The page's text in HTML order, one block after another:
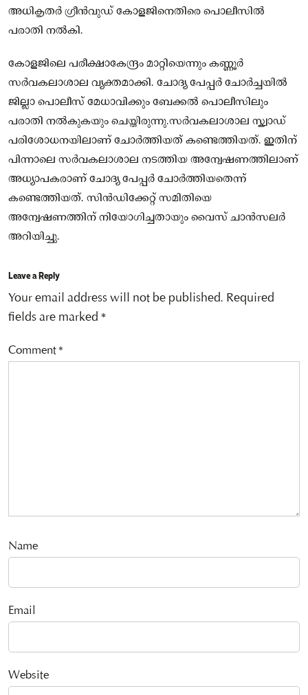
അധികൃതർ ഗ്രീൻവുഡ് കോളജിനെതിരെ പൊലീസിൽ
പരാതി നൽകി.
കോളജിലെ പരീക്ഷാകേന്ദ്രം മാറ്റിയെന്നും കണ്ണൂർ
സർവകലാശാല വ്യക്തമാക്കി. ചോദ്യ പേപ്പർ ചോർച്ചയിൽ
ജില്ലാ പൊലീസ് മേധാവിക്കും ബേക്കൽ പൊലീസിലും
പരാതി നൽകുകയും ചെയ്തിരുന്നു.സർവകലാശാല സ്ക്വാഡ്
പരിശോധനയിലാണ് ചോർത്തിയത് കണ്ടെത്തിയത്. ഇതിന്
പിന്നാലെ സർവകലാശാല നടത്തിയ അന്വേഷണത്തിലാണ്
അധ്യാപകരാണ് ചോദ്യ പേപ്പർ ചോർത്തിയതെന്ന്
കണ്ടെത്തിയത്. സിൻഡിക്കേറ്റ് സമിതിയെ
അന്വേഷണത്തിന് നിയോഗിച്ചതായും വൈസ് ചാൻസലർ
അറിയിച്ചു.
Leave a Reply
Your email address will not be published. Required
fields are marked *
Comment*
Name
Email
Website